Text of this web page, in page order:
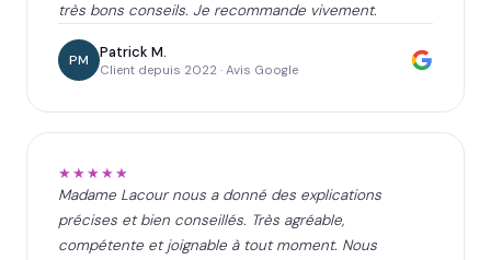
très bons conseils. Je recommande vivement.
PM Patrick M.
Client depuis 2022 · Avis Google
★★★★★
Madame Lacour nous a donné des explications
précises et bien conseillés. Très agréable,
compétente et joignable à tout moment. Nous